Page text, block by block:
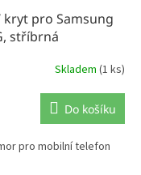
pro Samsung
stříbrná
Skladem (1 ks)
Do košíku
pro mobilní telefon